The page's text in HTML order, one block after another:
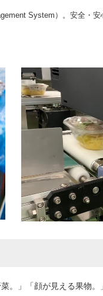
System）。安全・
」「顔が見える果物。